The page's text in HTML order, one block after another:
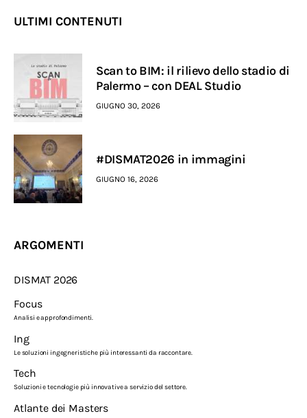
ULTIMI CONTENUTI
Scan to BIM: il rilievo dello stadio di
Palermo – con DEAL Studio
GIUGNO 30, 2026
#DISMAT2026 in immagini
GIUGNO 16, 2026
ARGOMENTI
DISMAT 2026
Focus
Analisi e approfondimenti.
Ing
Le soluzioni ingegneristiche più interessanti da raccontare.
Tech
Soluzioni e tecnologie più innovative a servizio del settore.
Atlante dei Masters